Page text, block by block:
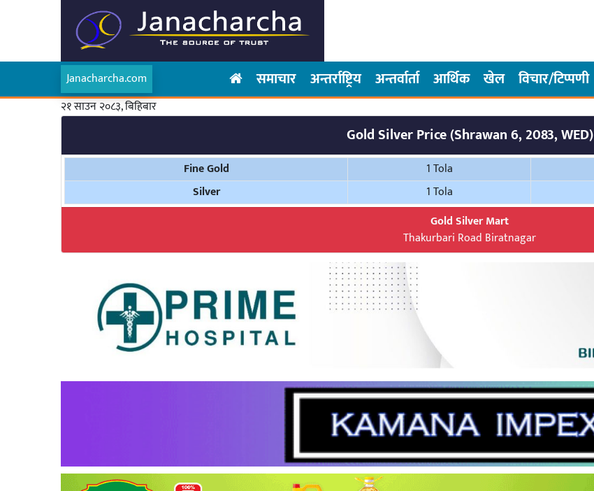
Janacharcha.com समाचार अन्तर्राष्ट्रिय अन्तर्वार्ता आर्थिक खेल विचार/टिप्पणी
२१ साउन २०८३, बिहिबार
Gold Silver Price (Shrawan 6, 2083, WED)
Fine Gold 1 Tola
Silver
1 Tola
Gold Silver Mart
Thakurbari Road Biratnagar